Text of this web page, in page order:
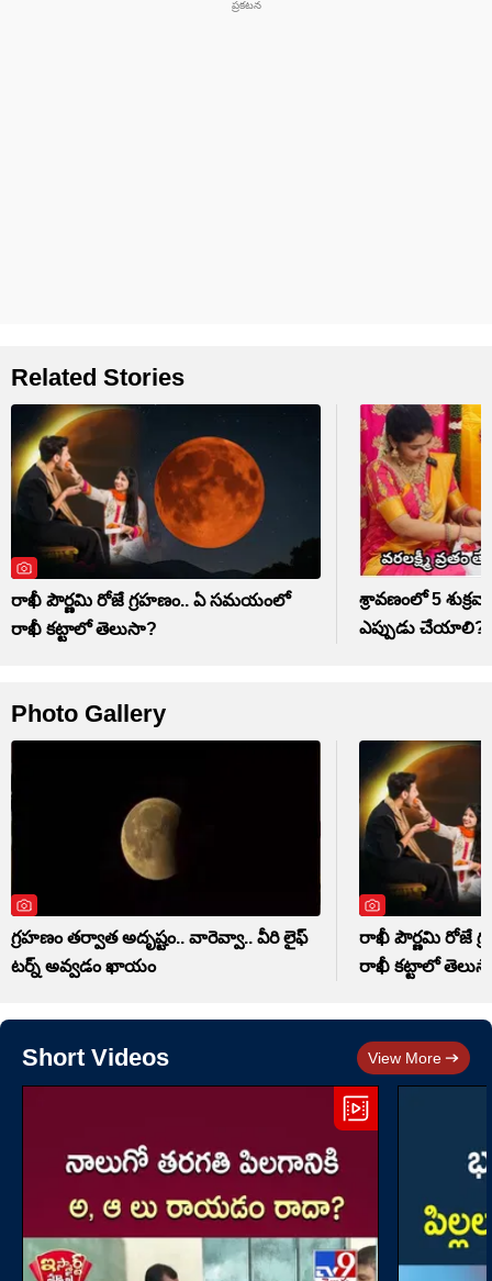
Related Stories
రాఖీ పౌర్ణమి రోజే గ్రహణం.. ఏ సమయంలో
రాఖీ కట్టాలో తెలుసా?
శ్రావణంలో 5
ఎప్పుడు చేయాలి?
Photo Gallery
గ్రహణం తర్వాత అదృష్టం.. వారెవ్వా.. వీరి లైఫ్
టర్న్ అవ్వడం ఖాయం
రాఖీ పౌర్ణమి రోజే
రాఖీ కట్టాలో
Short Videos View More